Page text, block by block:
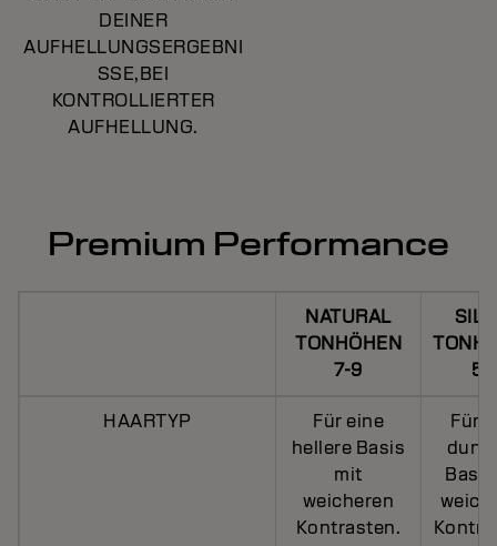
DEINER
AUFHELLUNGSERGEBNI
SSE,BEI
KONTROLLIERTER
AUFHELLUNG.
Premium Performance
NATURAL
TONHÖHEN
7-9
5-
HAARTYP
Für eine
hellere Basis
mit
weicheren
Kontrasten.
Für